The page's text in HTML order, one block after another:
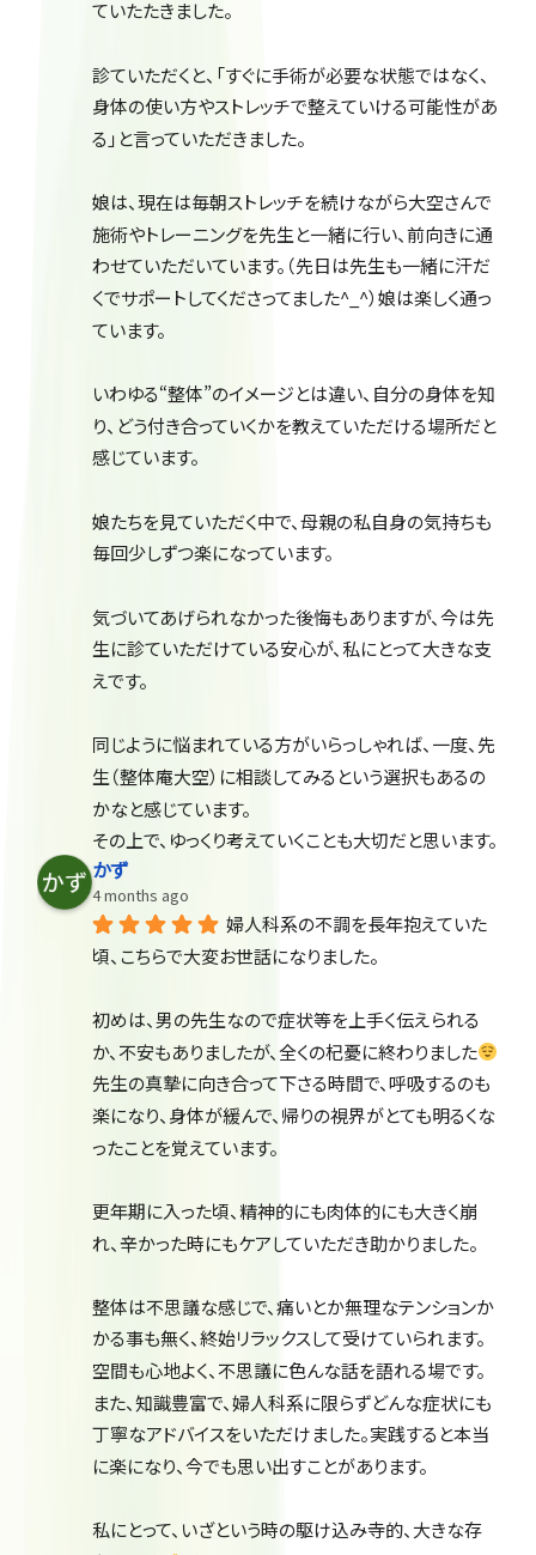
ていたたきました。
診ていただくと、「すぐに手術が必要な状態ではなく、
身体の使い方やストレッチで整えていける可能性があ
る」と言っていただきました。
娘は、現在は毎朝ストレッチを続けながら大空さんで
施術やトレーニングを先生と一緒に行い、前向きに通
わせていただいています。（先日は先生も一緒に汗だ
くでサポートしてくださってました^_^）娘は楽しく通っ
ています。
いわゆる“整体”のイメージとは違い、自分の身体を知
り、どう付き合っていくかを教えていただける場所だと
感じています。
娘たちを見ていただく中で、母親の私自身の気持ちも
毎回少しずつ楽になっています。
気づいてあげられなかった後悔もありますが、今は先
生に診ていただけている安心が、私にとって大きな支
えです。
同じように悩まれている方がいらっしゃれば、一度、先
生（整体庵大空）に相談してみるという選択もあるの
かなと感じています。
その上で、ゆっくり考えていくことも大切だと思います。
かず
4 months ago
婦人科系の不調を長年抱えていた
頃、こちらで大変お世話になりました。
初めは、男の先生なので症状等を上手く伝えられる
か、不安もありましたが、全くの杞憂に終わりました
先生の真摯に向き合って下さる時間で、呼吸するのも
楽になり、身体が緩んで、帰りの視界がとても明るくな
ったことを覚えています。
更年期に入った頃、精神的にも肉体的にも大きく崩
れ、辛かった時にもケアしていただき助かりました。
整体は不思議な感じで、痛いとか無理なテンションか
かる事も無く、終始リラックスして受けていられます。
空間も心地よく、不思議に色んな話を語れる場です。
また、知識豊富で、婦人科系に限らずどんな症状にも
丁寧なアドバイスをいただけました。実践すると本当
に楽になり、今でも思い出すことがあります。
私にとって、いざという時の駆け込み寺的、大きな存